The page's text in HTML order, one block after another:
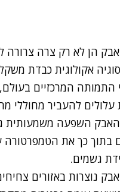
אבק הן לא רק צרה צרורה
אקולוגית כבדת
התמותה המרכזיים
עלולים להעביר מחוללי
האבק השפעה משמעותית
בתוך כך את הטמפרטורה
גשמים.
נוצרות באזורים